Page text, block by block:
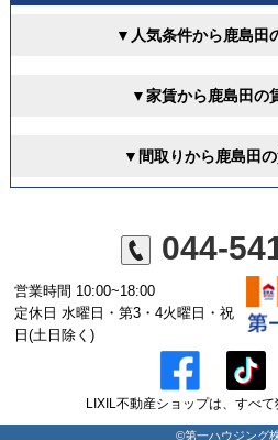
▼人気条件から鹿島田
▼家賃から鹿島田の
▼間取りから鹿島田
044-
営業時間 10:00~18:00
定休日 水曜日・第3・4火曜日・祝
日(土日除く)
LIXIL不動産ショップは、すべて
©第一ハウジング